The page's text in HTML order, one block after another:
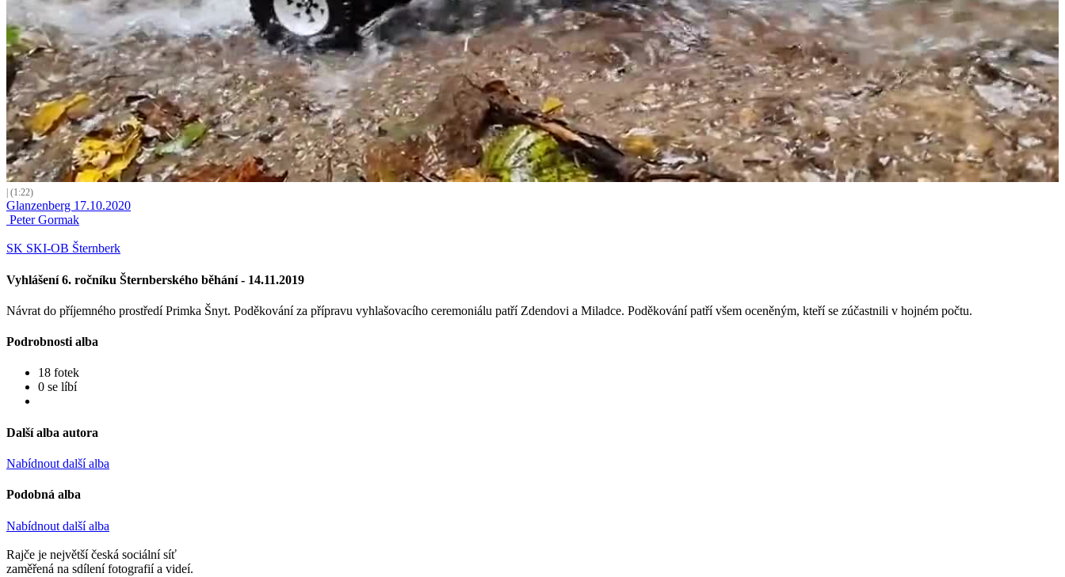
| (1:22)
Glanzenberg 17.10.2020
Peter Gormak
SK SKI-OB Šternberk
Vyhlášení 6. ročníku Šternberského běhání - 14.11.2019
Návrat do příjemného prostředí Primka Šnyt. Poděkování za přípravu vyhlašovacího ceremoniálu patří Zdendovi a Miladce. Poděkování patří všem oceněným, kteří se zúčastnili v hojném počtu.
Podrobnosti alba
18 fotek
0 se líbí
Další alba autora
Nabídnout další alba
Podobná alba
Nabídnout další alba
Rajče je největší česká sociální síť
zaměřená na sdílení fotografií a videí.